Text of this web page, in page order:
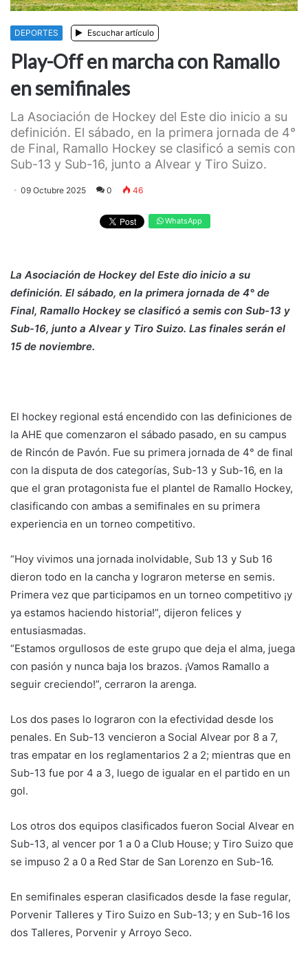
DEPORTES Escuchar artículo
Play-Off en marcha con Ramallo
en semifinales
La Asociación de Hockey del Este dio inicio a su
definición. El sábado, en la primera jornada de 4°
de Final, Ramallo Hockey se clasificó a semis con
Sub-13 y Sub-16, junto a Alvear y Tiro Suizo.
09 Octubre 2025 0 46
WhatsApp
La Asociación de Hockey del Este dio inicio a su
definición. El sábado, en la primera jornada de 4° de
Final, Ramallo Hockey se clasificó a semis con Sub-13 y
Sub-16, junto a Alvear y Tiro Suizo. Las finales serán el
15 de noviembre.
El hockey regional está encendido con las definiciones de
la AHE que comenzaron el sábado pasado, en su campus
de Rincón de Pavón. Fue su primera jornada de 4° de final
con la disputa de dos categorías, Sub-13 y Sub-16, en la
que el gran protagonista fue el plantel de Ramallo Hockey,
clasificando con ambas a semifinales en su primera
experiencia en un torneo competitivo.
“Hoy vivimos una jornada inolvidable, Sub 13 y Sub 16
dieron todo en la cancha y lograron meterse en semis.
Primera vez que participamos en un torneo competitivo ¡y
ya estamos haciendo historia!”, dijeron felices y
entusiasmadas.
“Estamos orgullosos de este grupo que deja el alma, juega
con pasión y nunca baja los brazos. ¡Vamos Ramallo a
seguir creciendo!”, cerraron la arenga.
Los dos pases lo lograron con la efectividad desde los
penales. En Sub-13 vencieron a Social Alvear por 8 a 7,
tras empatar en los reglamentarios 2 a 2; mientras que en
Sub-13 fue por 4 a 3, luego de igualar en el partido en un
gol.
Los otros dos equipos clasificados fueron Social Alvear en
Sub-13, al vencer por 1 a 0 a Club House; y Tiro Suizo que
se impuso 2 a 0 a Red Star de San Lorenzo en Sub-16.
En semifinales esperan clasificados desde la fase regular,
Porvenir Talleres y Tiro Suizo en Sub-13; y en Sub-16 los
dos Talleres, Porvenir y Arroyo Seco.